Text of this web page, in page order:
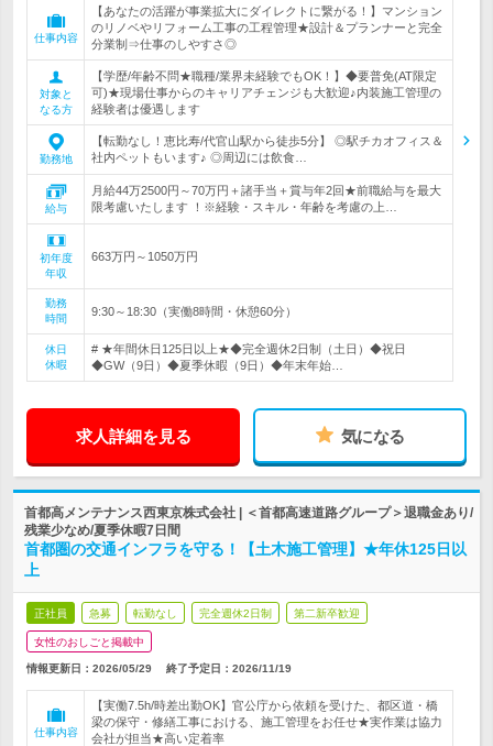
仕事内容
【あなたの活躍が事業拡大にダイレクトに繋がる！】マンション
のリノベやリフォーム工事の工程管理★設計＆プランナーと完全
分業制⇒仕事のしやすさ◎
対象と
なる方
【学歴/年齢不問★職種/業界未経験でもOK！】◆要普免(AT限定
可)★現場仕事からのキャリアチェンジも大歓迎♪内装施工管理の
経験者は優遇します
勤務地
【転勤なし！恵比寿/代官山駅から徒歩5分】 ◎駅チカオフィス＆
社内ペットもいます♪ ◎周辺には飲食…
給与
月給44万2500円～70万円＋諸手当＋賞与年2回★前職給与を最大
限考慮いたします ！※経験・スキル・年齢を考慮の上…
初年度
年収
663万円～1050万円
勤務
時間
9:30～18:30（実働8時間・休憩60分）
休日
休暇
# ★年間休日125日以上★◆完全週休2日制（土日）◆祝日
◆GW（9日）◆夏季休暇（9日）◆年末年始…
求人詳細を見る 気になる
首都高メンテナンス西東京株式会社 | ＜首都高速道路グループ＞退職金あり/
残業少なめ/夏季休暇7日間
首都圏の交通インフラを守る！【土木施工管理】★年休125日以
上
正社員 急募 転勤なし 完全週休2日制 第二新卒歓迎
女性のおしごと掲載中
情報更新日：2026/05/29 終了予定日： 2026/11/19
仕事内容
【実働7.5h/時差出勤OK】官公庁から依頼を受けた、都区道・橋
梁の保守・修繕工事における、施工管理をお任せ★実作業は協力
会社が担当★高い定着率